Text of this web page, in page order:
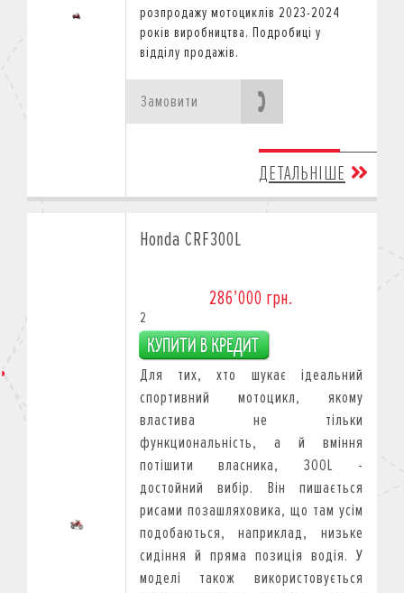
розпродажу мотоциклів 2023-2024
років виробництва. Подробиці у
відділу продажів.
Замовити
ДЕТАЛЬНІШЕ
Honda CRF300L
286’000 грн.
2
Для тих, хто шукає ідеальний
спортивний мотоцикл, якому
властива не тільки
функциональність, а й вміння
потішити власника, 300L -
достойний вибір. Він пишається
рисами позашляховика, що там усім
подобаються, наприклад, низьке
сидіння й пряма позиція водія. У
моделі також використовується